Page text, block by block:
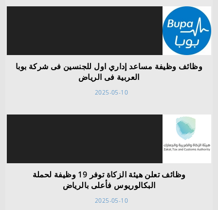
وظائف وظيفة مساعد إداري اول للجنسين فى شركة بوبا
العربية فى الرياض
2025-05-10
وظائف تعلن هيئة الزكاة توفر 19 وظيفة لحملة
البكالوريوس فأعلى بالرياض
2025-05-10